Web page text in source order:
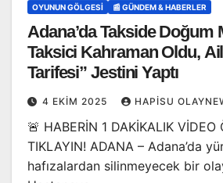
OYUNUN GÖLGESI 📰 GÜNDEM & HABERLER
Adana’da Takside Doğum
Taksici Kahraman Oldu,
Tarifesi” Jestini Yaptı
4 EKIM 2025 HAPISU
🚨 HABERİN 1 DAKİKALIK VİDEO
TIKLAYIN! ADANA – Adana’da
hafızalardan silinmeyecek bir